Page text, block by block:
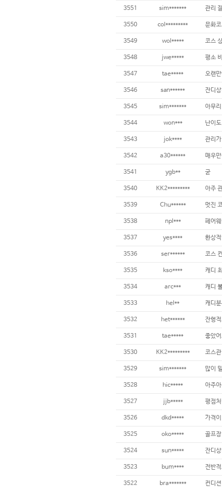
3551 sim******* 관리
3550 col*********
3549 wol*****
3548 jwe*****
3547 tae*****
3546 san******
3545 sim*******
3544 won*** 난이
3543 jok****
3542 a30******
3541 ygb** 굳
3540 KK2*********
3539 Chu****** 멋진
3538 npl***
3537 yes****
3536 ser****** 코스
3535 kso****
3534 arc***
3533 hel**
3532 het******
3531 tae*****
3530 KK2*********
3529 sim*******
3528 hic***** 아주
3527 jjb***** 평점
3526 dkd*****
3525 oko*****
3524 sun***** 잔디
3523 bum****
3522 bra*******